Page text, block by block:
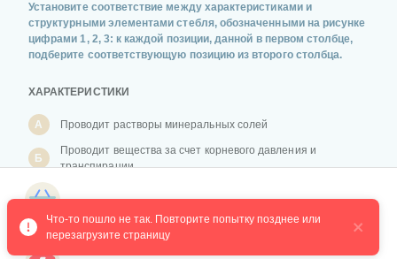
Установите соответствие между характеристиками и
структурными элементами стебля, обозначенными на рисунке
цифрами 1, 2, 3: к каждой позиции, данной в первом столбце,
подберите соответствующую позицию из второго столбца.
ХАРАКТЕРИСТИКИ
А Проводит растворы минеральных солей
Б
Проводит вещества за счет корневого давления и
транспирации
В
Г Дает начало флоэме и ксилеме
Что-то пошло не так. Повторите попытку позднее или
перезагрузите страницу